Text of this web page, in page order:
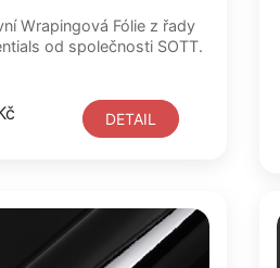
WrapEssentials od společnosti SOTT.
DETAIL